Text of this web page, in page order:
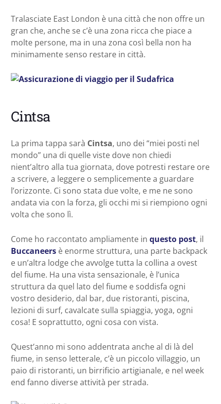
Tralasciate East London è una città che non offre un
gran che, anche se c’è una zona ricca che piace a
molte persone, ma in una zona così bella non ha
minimamente senso restare in città.
Cintsa
La prima tappa sarà Cintsa, uno dei “miei posti nel
mondo” una di quelle viste dove non chiedi
nient’altro alla tua giornata, dove potresti restare ore
a scrivere, a leggere o semplicemente a guardare
l’orizzonte. Ci sono stata due volte, e me ne sono
andata via con la forza, gli occhi mi si riempiono ogni
volta che sono lì.
Come ho raccontato ampliamente in questo post, il
Buccaneers è enorme struttura, una parte backpack
e un’altra lodge che avvolge tutta la collina a ovest
del fiume. Ha una vista sensazionale, è l’unica
struttura da quel lato del fiume e soddisfa ogni
vostro desiderio, dal bar, due ristoranti, piscina,
lezioni di surf, cavalcate sulla spiaggia, yoga, ogni
cosa! E soprattutto, ogni cosa con vista.
Quest’anno mi sono addentrata anche al di là del
fiume, in senso letterale, c’è un piccolo villaggio, un
paio di ristoranti, un birrificio artigianale, e nel week
end fanno diverse attività per strada.